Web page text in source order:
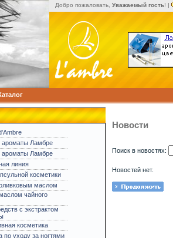
Добро пожаловать, Уважаемый гость! |
ароматы Ламбре
ароматы Ламбре
линия
косметики
маслом
чайного
с экстрактом
косметика
по уходу за ногтями
Новости
Поиск в новостях:
Новостей нет.